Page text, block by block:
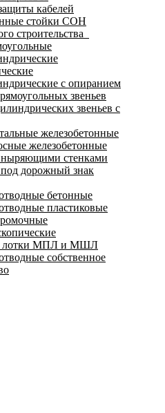
кабелей
стойки СОН
строительства
с опиранием
звеньев
звеньев с
железобетонные
железобетонные
ныряющими стенками
дорожный знак
бетонные
пластиковые
лотки МПЛ и МШЛ
собственное